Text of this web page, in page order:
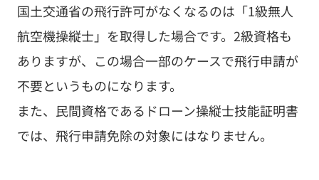
国土交通省の飛行許可がなくなるのは「1級無人
航空機操縦士」を取得した場合です。2級資格も
ありますが、この場合一部のケースで飛行申請が
不要というものになります。
また、民間資格であるドローン操縦士技能証明書
では、飛行申請免除の対象にはなりません。